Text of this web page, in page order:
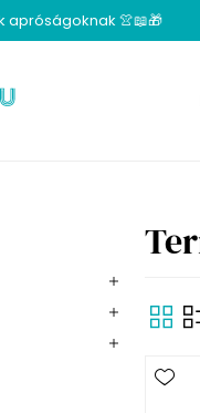
apróságoknak 👚📖🎁